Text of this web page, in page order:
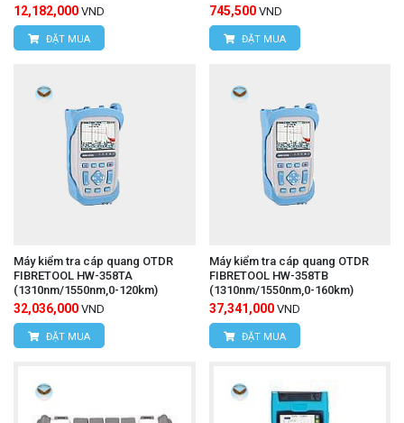
12,182,000 VND
ĐẶT MUA
745,500 VND
ĐẶT MUA
Máy kiểm tra cáp quang OTDR
FIBRETOOL HW-358TA
(1310nm/1550nm,0-120km)
32,036,000 VND
ĐẶT MUA
Máy kiểm tra cáp quang OTDR
FIBRETOOL HW-358TB
(1310nm/1550nm,0-160km)
37,341,000 VND
ĐẶT MUA